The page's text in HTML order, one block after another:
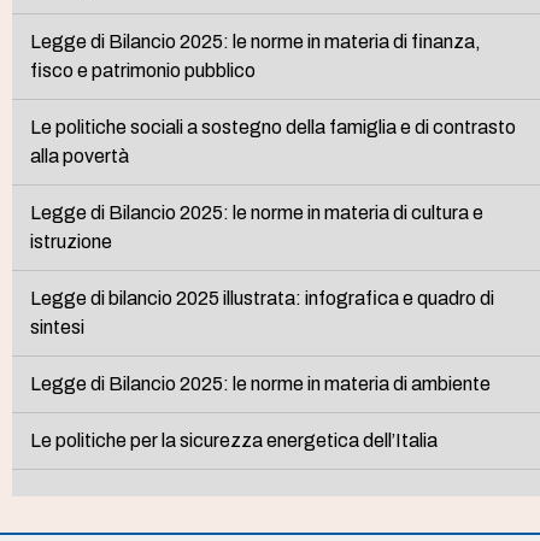
Legge di Bilancio 2025: le norme in materia di finanza,
fisco e patrimonio pubblico
Le politiche sociali a sostegno della famiglia e di contrasto
alla povertà
Legge di Bilancio 2025: le norme in materia di cultura e
istruzione
Legge di bilancio 2025 illustrata: infografica e quadro di
sintesi
Legge di Bilancio 2025: le norme in materia di ambiente
Le politiche per la sicurezza energetica dell’Italia